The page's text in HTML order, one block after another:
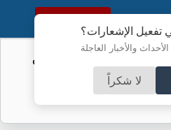
تفعيل الإشعارات؟
والأخبار العاجلة
لا شكراً
النسخة الكاملة
مستحقات الأردن المالية من